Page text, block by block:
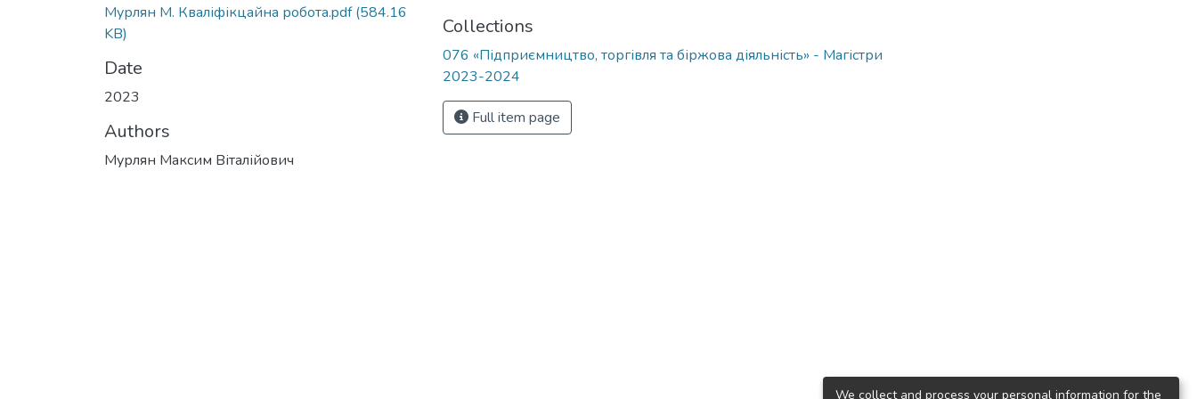
Мурлян М. Кваліфікцайна робота.pdf(584.16
KB)
Date
2023
Authors
Мурлян Максим Віталійович
Collections
076 «Підприємництво, торгівля та біржова діяльність» - Магістри
2023-2024
Full item page
We collect and process your personal information for the